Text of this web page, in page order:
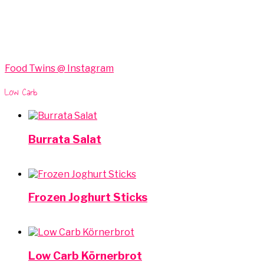
Food Twins @ Instagram
Low Carb
Burrata Salat
Frozen Joghurt Sticks
Low Carb Körnerbrot